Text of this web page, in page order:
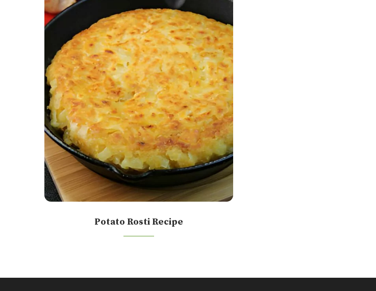
Potato Rosti Recipe